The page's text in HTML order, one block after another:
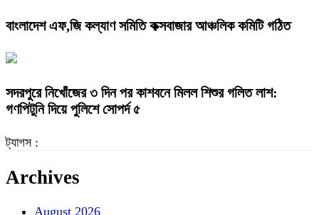
বাংলাদেশ এফ,জি কল্যাণ সমিতি কক্সবাজার আঞ্চলিক কমিটি গঠিত
সদরপুরে নিখোঁজের ৩ দিন পর কাশবনে মিলল শিশুর গলিত লাশ:
গণপিটুনি দিয়ে পুলিশে সোপর্দ ৫
ট্যাগস :
Archives
August 2026